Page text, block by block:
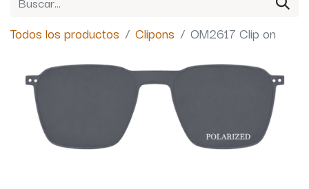
Todos los productos Clipons OM2617 Clip on